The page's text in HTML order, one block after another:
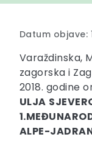
Datum objave:
Varaždinska,
zagorska i
2018. godine
ULJA
ALPE-